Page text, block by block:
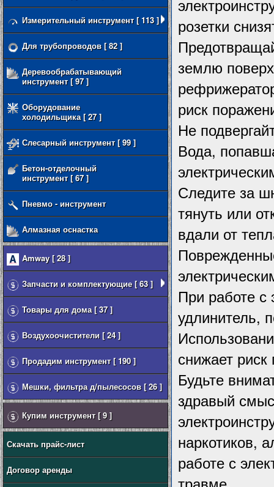
Измерительный инструмент [ 113 ]
Для трубопроводов [ 82 ]
Деревообрабатывающий
инструмент [ 97 ]
Оборудование
холодильщика [ 27 ]
Слесарный инструмент [ 99 ]
Бетон-отделочный
инструмент [ 67 ]
Пневмо - инструмент
Алмазная оснастка
Amway [ 28 ]
Запчасти и комплектующие [ 63 ]
Товары для дома [ 37 ]
Воздухоочистители [ 24 ]
Продадим инструмент [ 190 ]
Мешки, фильтра д/пылесосов [ 26 ]
Купим инструмент [ 9 ]
Скачать прайс-лист
Договор аренды
розетки
землю
риск
Не
Вода,
Следите за
тянуть или
вдали от
При работе с
удлинитель,
снижает
Будьте
здравый
наркотиков,
работе с